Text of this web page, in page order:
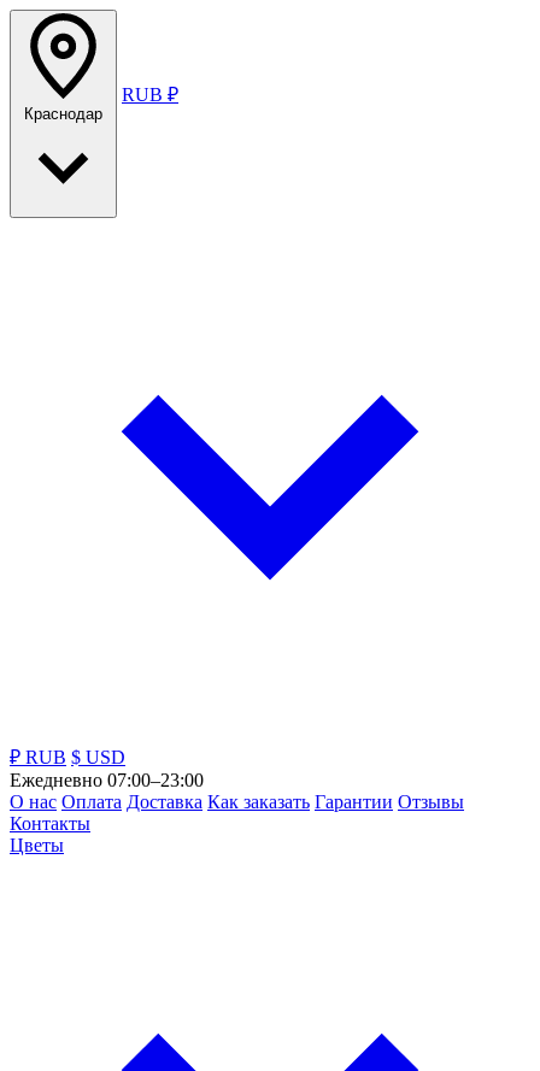
Краснодар
RUB ₽
₽ RUB $ USD
Ежедневно 07:00–23:00
О нас Оплата Доставка Как заказать Гарантии Отзывы
Контакты
Цветы